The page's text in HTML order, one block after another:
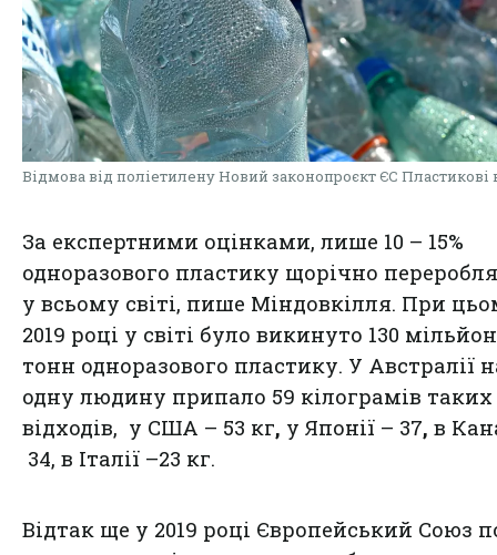
Відмова від поліетилену Новий законопроєкт ЄС Пластикові
За експертними оцінками, лише 10 – 15%
одноразового пластику щорічно
у всьому світі, пише Міндовкілля. При
2019 році у світі було викинуто 130
тонн одноразового пластику. У Австралії
одну людину припало 59 кілограмів таких
відходів, у США – 53 кг, у Японії – 37, в
34, в Італії –23 кг.
Відтак ще у 2019 році Європейський Союз